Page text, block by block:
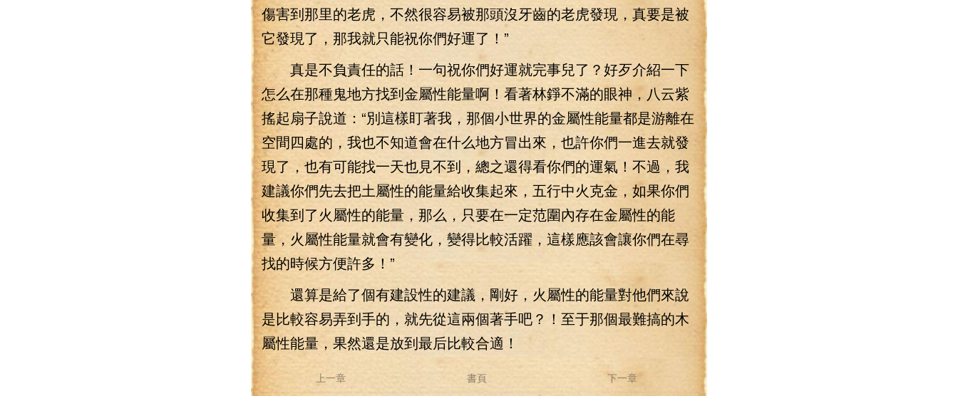
傷害到那里的老虎，不然很容易被那頭沒牙齒的老虎發現，真要是被
它發現了，那我就只能祝你們好運了！”
真是不負責任的話！一句祝你們好運就完事兒了？好歹介紹一下
怎么在那種鬼地方找到金屬性能量啊！看著林錚不滿的眼神，八云紫
搖起扇子說道：“別這樣盯著我，那個小世界的金屬性能量都是游離在
空間四處的，我也不知道會在什么地方冒出來，也許你們一進去就發
現了，也有可能找一天也見不到，總之還得看你們的運氣！不過，我
建議你們先去把土屬性的能量給收集起來，五行中火克金，如果你們
收集到了火屬性的能量，那么，只要在一定范圍內存在金屬性的能
量，火屬性能量就會有變化，變得比較活躍，這樣應該會讓你們在尋
找的時候方便許多！”
還算是給了個有建設性的建議，剛好，火屬性的能量對他們來說
是比較容易弄到手的，就先從這兩個著手吧？！至于那個最難搞的木
屬性能量，果然還是放到最后比較合適！
上一章 書頁 下一章